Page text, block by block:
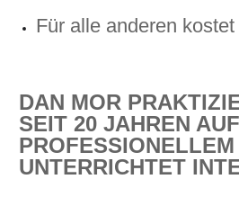
Für alle anderen
DAN MOR
SEIT 20 JAHREN AUF
UNTERRICHTET